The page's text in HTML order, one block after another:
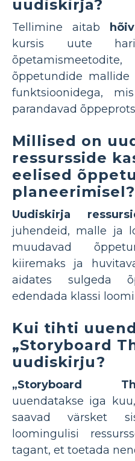
uudiskirja?
Tellimine aitab
kursis uute
õppetundide mallide
funktsioonidega,
parandavad
Millised on
ressursside
eelised
planeerimisel?
Uudiskirja
juhendeid, malle ja
muudavad
kiiremaks ja
aidates sulgeda
edendada klassi
Kui tihti
„Storyboard
uudiskirju?
„Storyboard
uuendatakse iga
saavad värsket
loomingulisi
tagant, et toetada